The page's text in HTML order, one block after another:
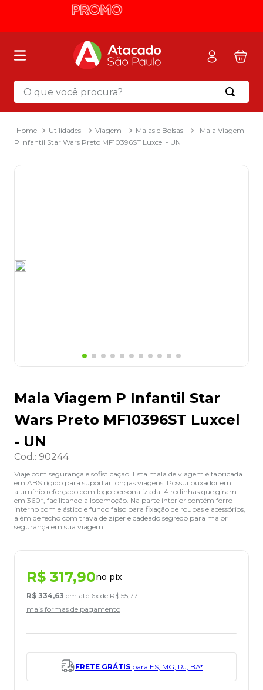
O que você procura?
Utilidades Viagem Malas e Bolsas
Mala Viagem
P Infantil Star Wars Preto MF10396ST Luxcel - UN
Mala Viagem P Infantil Star
Wars Preto MF10396ST Luxcel
- UN
Cod.: 90244
Viaje com segurança e sofisticação! Esta mala de viagem é fabricada
em ABS rígido para suportar longas viagens. Possui puxador em
alumínio reforçado com logo personalizada. 4 rodinhas que giram
em 360º, facilitando a locomoção. Na parte interior contém forro
interno com elástico e fundo falso para fixação de roupas e acessórios,
além de fecho com trava de zíper e cadeado segredo para maior
segurança em sua viagem.
R$ 317,90no pix
R$ 334,63 em até 6x de R$ 55,77
mais formas de pagamento
FRETE GRÁTISpara ES, MG, RJ, BA*
Termos mais buscados
mochila
2º sacola
3º mala
8